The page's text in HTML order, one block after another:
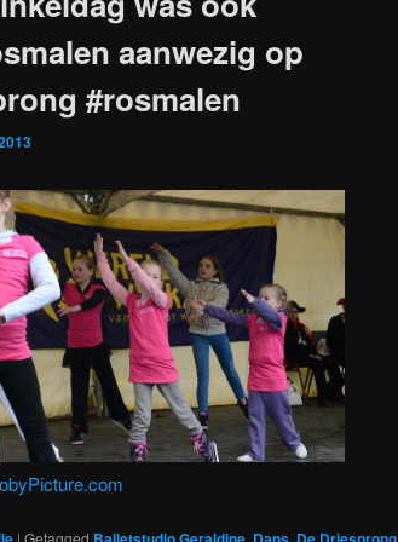
aanwezig op
#rosmalen